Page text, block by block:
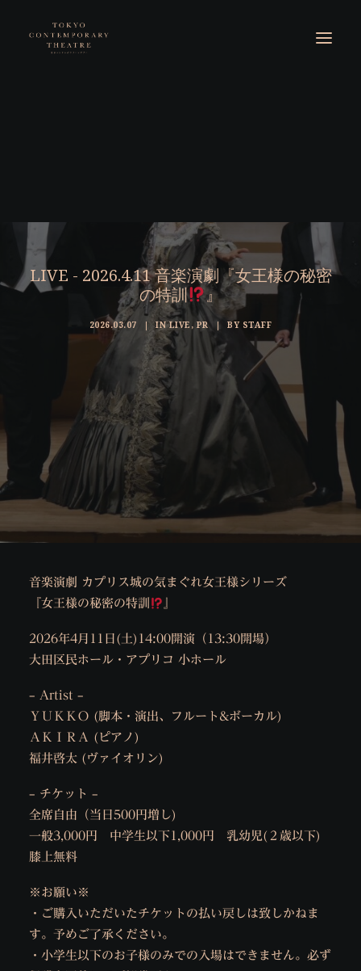
LIVE - 2026.4.11 音楽演劇『女王様の秘密
の特訓
』
2026.03.07 | INLIVE , PR | BY STAFF
音楽演劇 カプリス城の気まぐれ女王様シリーズ
『女王様の秘密の特訓
2026年4月11日(土)14:00開演（13:30開場）
大田区民ホール・アプリコ 小ホール
– Artist –
ＹＵＫＫＯ (脚本・演出、フルート&ボーカル)
ＡＫＩＲＡ (ピアノ)
福井啓太 (ヴァイオリン)
– チケット –
全席自由（当日500円増し)
一般3,000円 中学生以下1,000円 乳幼児(２歳以下)
膝上無料
※お願い※
・ご購入いただいたチケットの払い戻しは致しかねま
す。予めご了承ください。
・小学生以下のお子様のみでの入場はできません。必ず